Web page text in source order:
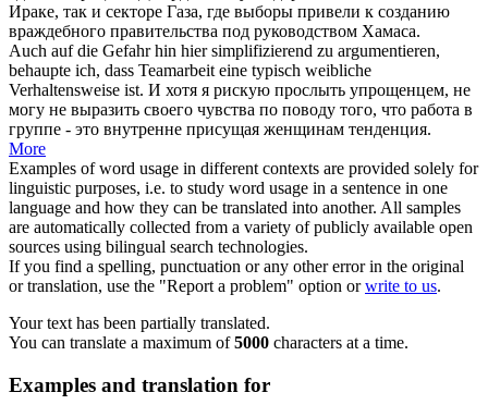
Ираке, так и секторе Газа, где выборы привели к созданию
враждебного правительства под руководством Хамаса.
Auch auf die Gefahr hin hiersimplifizierend zu argumentieren,
behaupte ich, dass Teamarbeit eine typisch weibliche
Verhaltensweise ist. И хотя я рискую прослыть упрощенцем, не
могу не выразить своего чувства по поводу того, что работа в
группе - это внутренне присущая женщинам тенденция.
More
Examples of word usage in different contexts are provided solely for
linguistic purposes, i.e. to study word usage in a sentence in one
language and how they can be translated into another. All samples
are automatically collected from a variety of publicly available open
sources using bilingual search technologies.
If you find a spelling, punctuation or any other error in the original
or translation, use the "Report a problem" option orwrite to us.
Your text has been partially translated.
You can translate a maximum of5000 characters at a time.
Examples and translation for